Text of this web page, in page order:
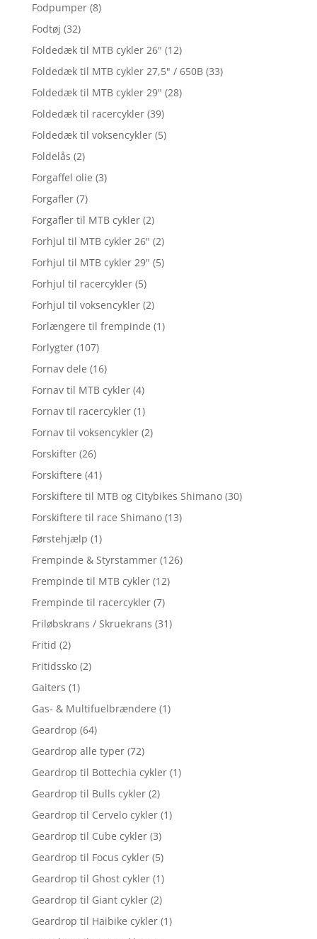
Fodpumper (8)
Fodtøj (32)
Foldedæk til MTB cykler 26" (12)
Foldedæk til MTB cykler 27,5" / 650B (33)
Foldedæk til MTB cykler 29" (28)
Foldedæk til racercykler (39)
Foldedæk til voksencykler (5)
Foldelås (2)
Forgaffel olie (3)
Forgafler (7)
Forgafler til MTB cykler (2)
Forhjul til MTB cykler 26" (2)
Forhjul til MTB cykler 29" (5)
Forhjul til racercykler (5)
Forhjul til voksencykler (2)
Forlængere til frempinde (1)
Forlygter (107)
Fornav dele (16)
Fornav til MTB cykler (4)
Fornav til racercykler (1)
Fornav til voksencykler (2)
Forskifter (26)
Forskiftere (41)
Forskiftere til MTB og Citybikes Shimano (30)
Forskiftere til race Shimano (13)
Førstehjælp (1)
Frempinde & Styrstammer (126)
Frempinde til MTB cykler (12)
Frempinde til racercykler (7)
Friløbskrans / Skruekrans (31)
Fritid (2)
Fritidssko (2)
Gaiters (1)
Gas- & Multifuelbrændere (1)
Geardrop (64)
Geardrop alle typer (72)
Geardrop til Bottechia cykler (1)
Geardrop til Bulls cykler (2)
Geardrop til Cervelo cykler (1)
Geardrop til Cube cykler (3)
Geardrop til Focus cykler (5)
Geardrop til Ghost cykler (1)
Geardrop til Giant cykler (2)
Geardrop til Haibike cykler (1)